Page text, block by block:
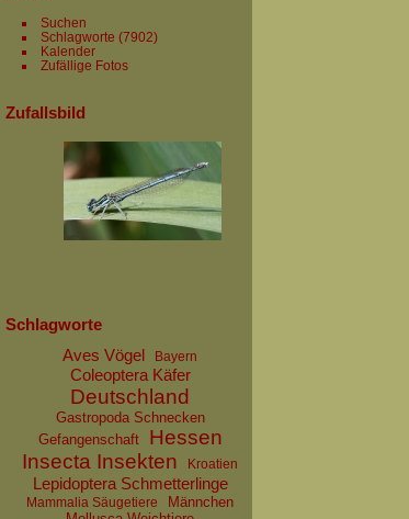
Suchen
Schlagworte (7902)
Kalender
Zufällige Fotos
Zufallsbild
Schlagworte
Aves Vögel
Bayern
Coleoptera Käfer
Deutschland
Gastropoda Schnecken
Gefangenschaft
Hessen
Insecta Insekten
Kroatien
Lepidoptera Schmetterlinge
Mammalia Säugetiere
Männchen